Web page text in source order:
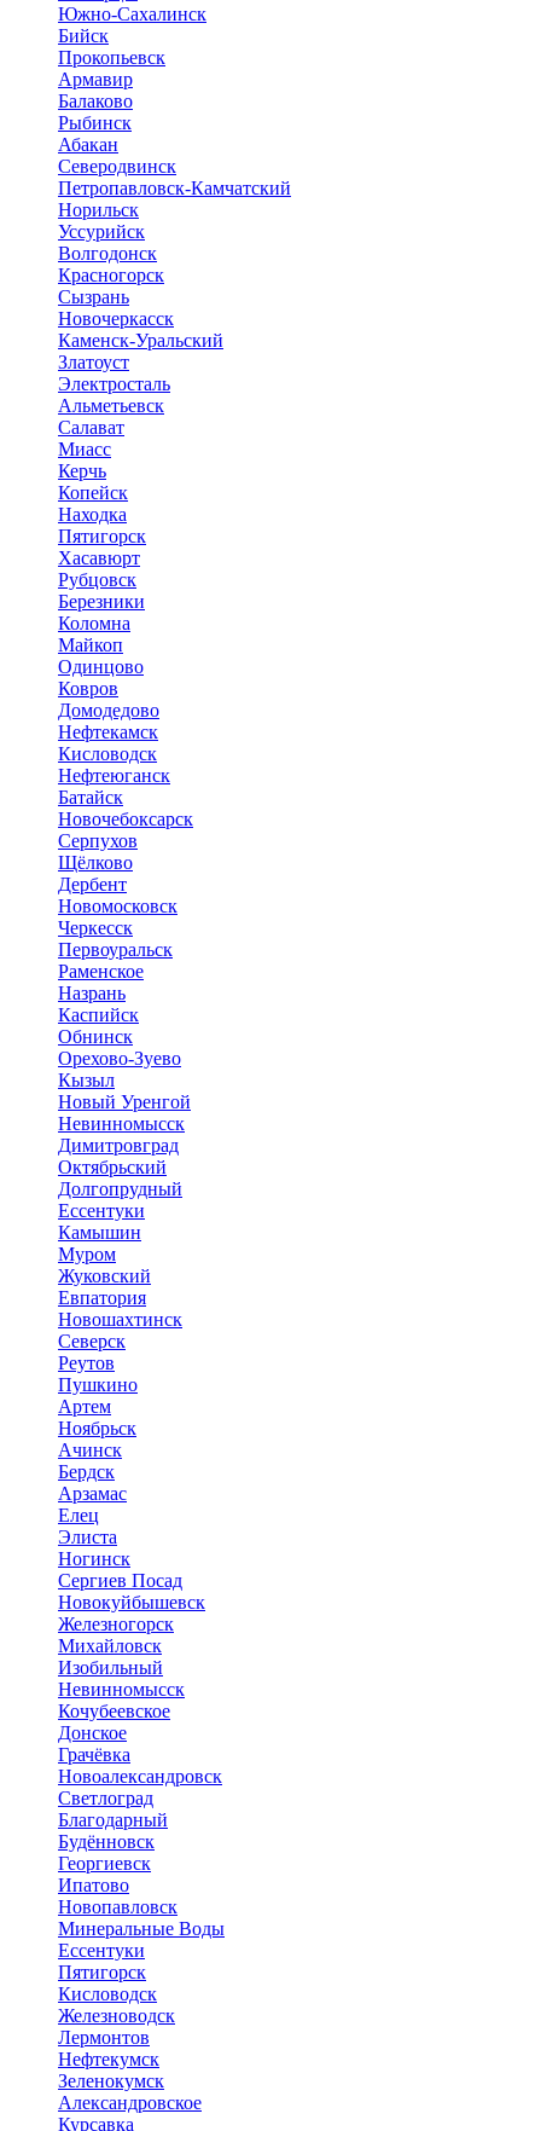
Южно-Сахалинск
Бийск
Прокопьевск
Армавир
Балаково
Рыбинск
Абакан
Северодвинск
Петропавловск-Камчатский
Норильск
Уссурийск
Волгодонск
Красногорск
Сызрань
Новочеркасск
Каменск-Уральский
Златоуст
Электросталь
Альметьевск
Салават
Миасс
Керчь
Копейск
Находка
Пятигорск
Хасавюрт
Рубцовск
Березники
Коломна
Майкоп
Одинцово
Ковров
Домодедово
Нефтекамск
Кисловодск
Нефтеюганск
Батайск
Новочебоксарск
Серпухов
Щёлково
Дербент
Новомосковск
Черкесск
Первоуральск
Раменское
Назрань
Каспийск
Обнинск
Орехово-Зуево
Кызыл
Новый Уренгой
Невинномысск
Димитровград
Октябрьский
Долгопрудный
Ессентуки
Камышин
Муром
Жуковский
Евпатория
Новошахтинск
Северск
Реутов
Пушкино
Артем
Ноябрьск
Ачинск
Бердск
Арзамас
Елец
Элиста
Ногинск
Сергиев Посад
Новокуйбышевск
Железногорск
Михайловск
Изобильный
Невинномысск
Кочубеевское
Донское
Грачёвка
Новоалександровск
Светлоград
Благодарный
Будённовск
Георгиевск
Ипатово
Новопавловск
Минеральные Воды
Ессентуки
Пятигорск
Кисловодск
Железноводск
Лермонтов
Нефтекумск
Зеленокумск
Александровское
Курсавка